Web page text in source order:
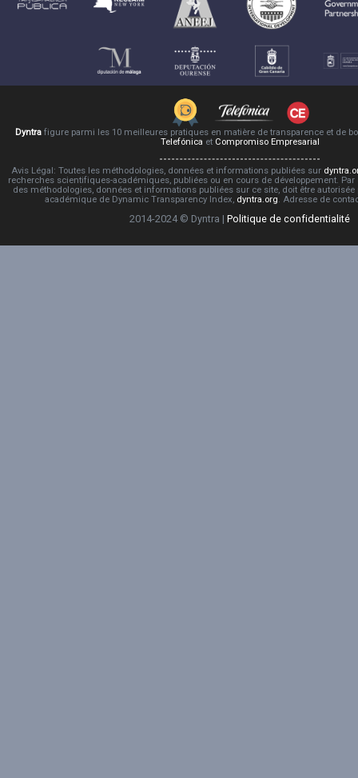
Dyntra figure parmi les 10 meilleures pratiques en matière de transparence et de
Telefónica et Compromiso Empresarial
Avis Légal: Toutes les méthodologies, données et informations publiées sur
recherches scientifiques-académiques, publiées ou en cours de développement.
des méthodologies, données et informations publiées sur ce site, doit être
académique de Dynamic Transparency Index, dyntra.org. Adresse de
2014-2024 © Dyntra | Politique de confidentialité